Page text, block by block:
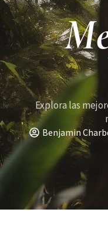
Explora las
Benjamin